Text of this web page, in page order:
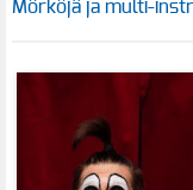
Mörköjä ja multi-